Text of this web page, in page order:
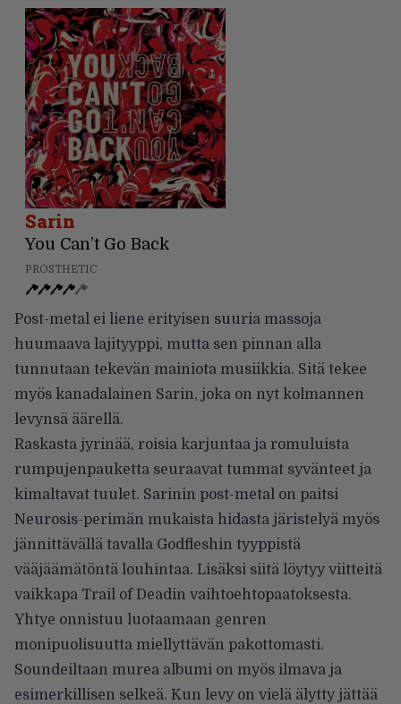
Sarin
You Can’t Go Back
PROSTHETIC
Post-metal ei liene erityisen suuria massoja
huumaava lajityyppi, mutta sen pinnan alla
tunnutaan tekevän mainiota musiikkia. Sitä tekee
myös kanadalainen Sarin, joka on nyt kolmannen
levynsä äärellä.
Raskasta jyrinää, roisia karjuntaa ja romuluista
rumpujenpauketta seuraavat tummat syvänteet ja
kimaltavat tuulet. Sarinin post-metal on paitsi
Neurosis-perimän mukaista hidasta järistelyä myös
jännittävällä tavalla Godfleshin tyyppistä
vääjäämätöntä louhintaa. Lisäksi siitä löytyy viitteitä
vaikkapa Trail of Deadin vaihtoehtopaatoksesta.
Yhtye onnistuu luotaamaan genren
monipuolisuutta miellyttävän pakottomasti.
Soundeiltaan murea albumi on myös ilmava ja
esimerkillisen selkeä. Kun levy on vielä älytty jättää